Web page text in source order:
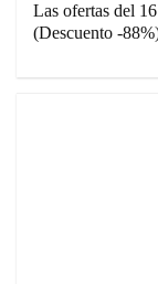
Las ofertas del
(Descuento -